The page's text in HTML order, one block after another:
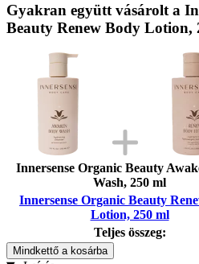
Gyakran együtt vásárolt a
Beauty Renew Body Lotion,
Innersense Organic Beauty
Wash, 250 ml
Innersense Organic Beauty
Lotion, 250 ml
Teljes összeg:
Mindkettő a kosárba